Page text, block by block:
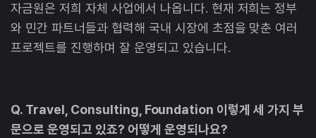
자금원은 저희 자체 사업에서 나옵니다. 현재 저희는 정부
와 민간 파트너들과 협력해 국내 시장에 초점을 맞춘 여러
프로젝트를 진행하며 잘 운영되고 있습니다.
Q. Travel, Consulting, Foundation 이렇게 세 가지 부
문으로 운영되고 있죠? 어떻게 운영되나요?